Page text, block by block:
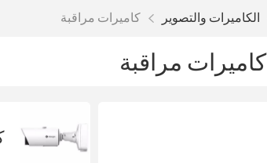
الكاميرات والتصوير كاميرات مراقبة
كاميرات مراقبة